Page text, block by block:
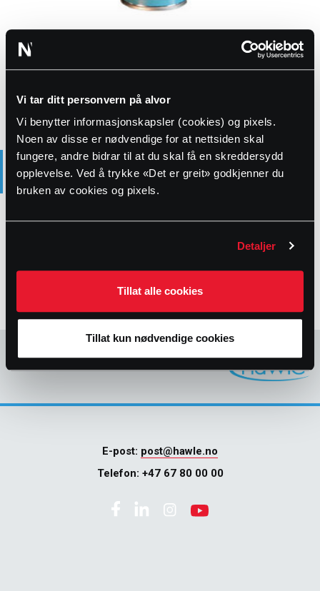
Vi tar ditt personvern på alvor
Vi benytter informasjonskapsler (cookies) og pixels.
Noen av disse er nødvendige for at nettsiden skal
fungere, andre bidrar til at du skal få en skreddersydd
opplevelse. Ved å trykke «Det er greit» godkjenner du
bruken av cookies og pixels.
Detaljer
Tillat alle cookies
Tillat kun nødvendige cookies
TEKNISK INFORMASJON
23 cm
E-post: post@hawle.no
Telefon: +47 67 80 00 00